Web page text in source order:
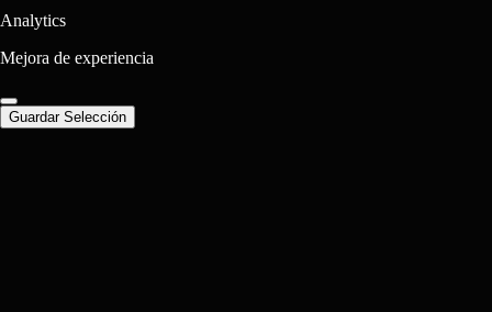
Analytics
Mejora de experiencia
Guardar Selección